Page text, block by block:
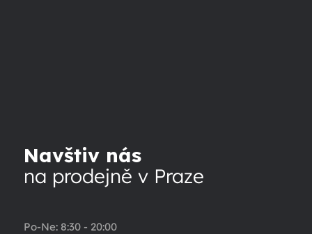
Navštiv nás
na prodejně v Praze
Po-Ne: 8:30 - 20:00